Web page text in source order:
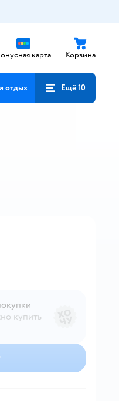
карта Корзина
отдых Ещё 10
купить